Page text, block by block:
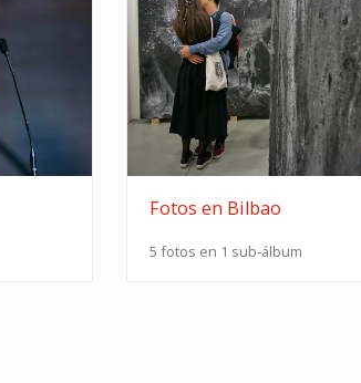
Fotos en Bilbao
5 fotos en 1 sub-álbum